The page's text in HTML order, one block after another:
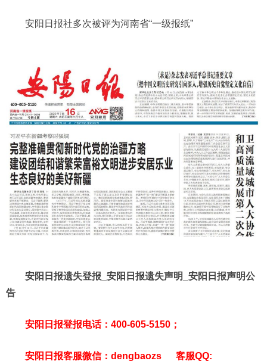
安阳日报社多次被评为河南省“一级报纸”
安阳日报遗失登报_安阳日报遗失声明_安阳日报声明公
告
安阳日报登报电话：400-605-5150；
安阳日报客服微信：dengbaozs 客服QQ: